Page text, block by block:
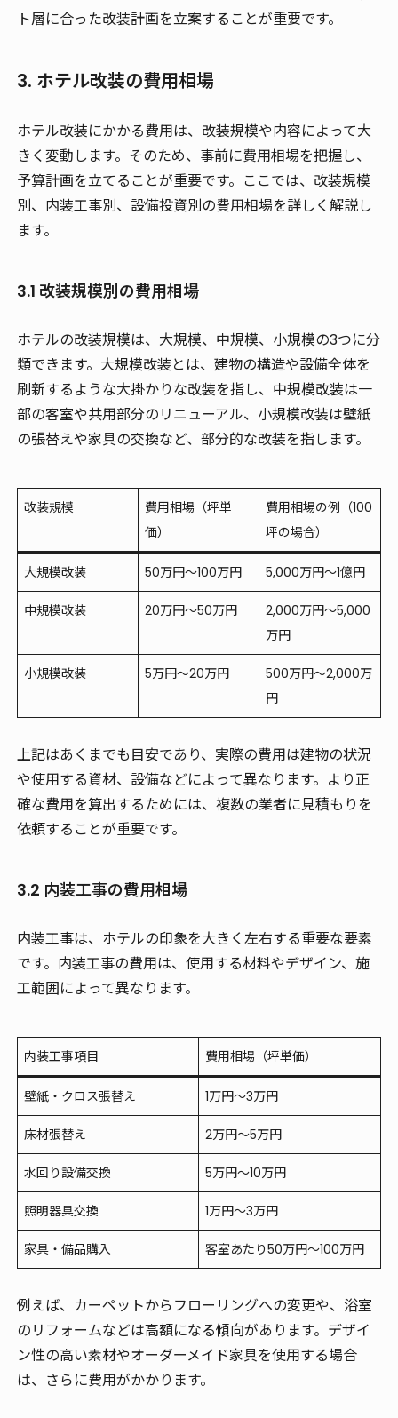
ト層に合った改装計画を立案することが重要です。
3. ホテル改装の費用相場
ホテル改装にかかる費用は、改装規模や内容によって大
きく変動します。そのため、事前に費用相場を把握し、
予算計画を立てることが重要です。ここでは、改装規模
別、内装工事別、設備投資別の費用相場を詳しく解説し
ます。
3.1 改装規模別の費用相場
ホテルの改装規模は、大規模、中規模、小規模の3つに分
類できます。大規模改装とは、建物の構造や設備全体を
刷新するような大掛かりな改装を指し、中規模改装は一
部の客室や共用部分のリニューアル、小規模改装は壁紙
の張替えや家具の交換など、部分的な改装を指します。
改装規模
費用相場（坪単
価）
費用相場の例（100
坪の場合）
大規模改装 50万円～100万円 5,000万円～1億円
中規模改装 20万円～50万円
2,000万円～5,000
万円
小規模改装 5万円～20万円
500万円～2,000万
円
上記はあくまでも目安であり、実際の費用は建物の状況
や使用する資材、設備などによって異なります。より正
確な費用を算出するためには、複数の業者に見積もりを
依頼することが重要です。
3.2 内装工事の費用相場
内装工事は、ホテルの印象を大きく左右する重要な要素
です。内装工事の費用は、使用する材料やデザイン、施
工範囲によって異なります。
内装工事項目 費用相場（坪単価）
壁紙・クロス張替え 1万円～3万円
床材張替え 2万円～5万円
水回り設備交換 5万円～10万円
照明器具交換 1万円～3万円
家具・備品購入 客室あたり50万円～100万円
例えば、カーペットからフローリングへの変更や、浴室
のリフォームなどは高額になる傾向があります。デザイ
ン性の高い素材やオーダーメイド家具を使用する場合
は、さらに費用がかかります。